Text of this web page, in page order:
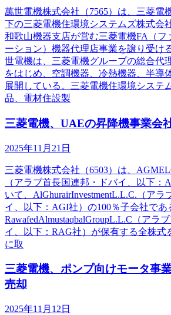
萬世電機株式会社（7565）は、三菱電
下の三菱電機住環境システムズ株式会
和歌山機器支店が営む三菱電機FA（フ
ーション）機器代理店事業を譲り受け
世電機は、三菱電機グループの総合代
をはじめ、空調機器、冷熱機器、半導
展開している。三菱電機住環境システ
品、電材住設製
三菱電機、UAEの昇降機事業会
2025年11月21日
三菱電機株式会社（6503）は、
（アラブ首長国連邦・ドバイ、以下：
いて、AlGhurairInvestmentL.L.C.（ア
イ、以下：AGI社）の100％子会社であ
RawafedAlmustaqbalGroupL.L.C（アラ
イ、以下：RAG社）が保有する全株式
に取
三菱電機、ポンプ向けモータ事
売却
2025年11月12日